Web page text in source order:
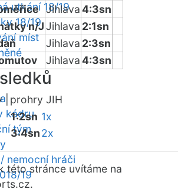
utkání 18/19
18/19
míst
kádru
tým
nemocní hráči
19
Jihlava4:3sn
n/JJihlava 2:1sn
Jihlava 2:3sn
Jihlava4:3sn
| prohry JIH
1:2sn 1x
3:4sn2x
této stránce uvítáme na